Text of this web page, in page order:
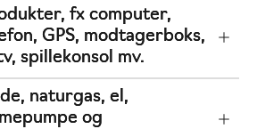
fx computer,
GPS, modtagerboks,
spillekonsol mv.
naturgas, el,
og